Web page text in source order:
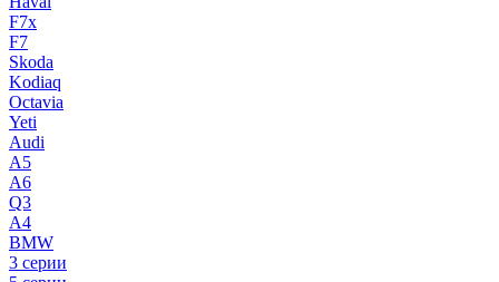
F7x
F7
Skoda
Kodiaq
Octavia
Yeti
Audi
A5
A6
Q3
A4
BMW
3 серии